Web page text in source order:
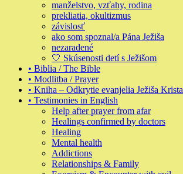
manželstvo, vzťahy, rodina
prekliatia, okultizmus
závislosť
ako som spoznal/a Pána Ježiša
nezaradené
🤍 Skúsenosti detí s Ježišom
• Biblia / The Bible
• Modlitba / Prayer
• Kniha – Odkrytie evanjelia Ježiša Krista
• Testimonies in English
Help after prayer from afar
Healings confirmed by doctors
Healing
Mental health
Addictions
Relationships & Family